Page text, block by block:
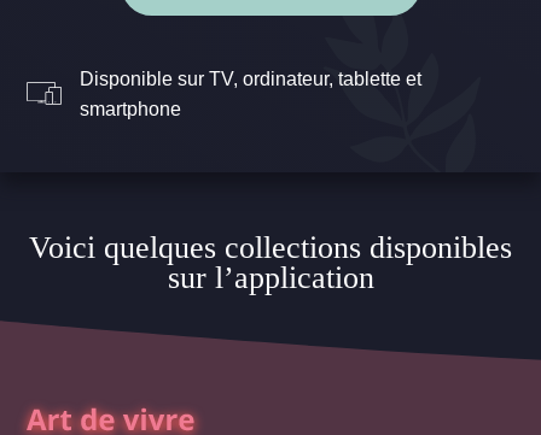
Disponible sur TV, ordinateur, tablette et
smartphone
Voici quelques collections disponibles
sur l’application